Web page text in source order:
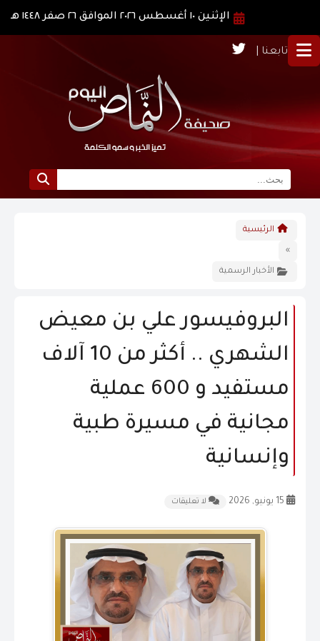
الإثنين ١٠ أغسطس ٢٠٢٦ الموافق ٢٦ صفر ١٤٤٨ هـ
تابعنا |
نبذة عن النماص
الرؤية و الرسالة
الاخبار
الشكاوى و الاقتراحات
الرئيسية
»
الأخبار الرسمية
البروفيسور علي بن معيض
الشهري .. أكثر من 10 آلاف
مستفيد و 600 عملية
مجانية في مسيرة طبية
وإنسانية
لا تعليقات